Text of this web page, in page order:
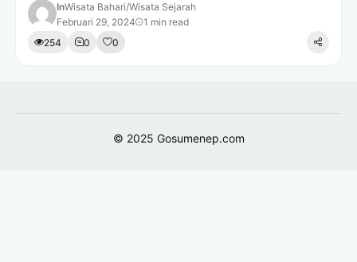
InWisata Bahari/Wisata Sejarah
Februari 29, 2024
1 min read
254
0 0
© 2025 Gosumenep.com